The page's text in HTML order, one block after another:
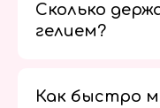
Сколько
гелием?
Как быстро